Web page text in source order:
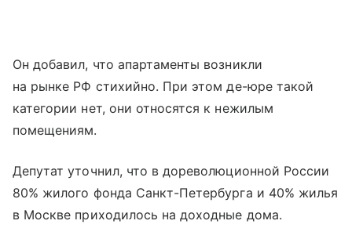
Он добавил, что апартаменты возникли
на рынке РФ стихийно. При этом де-юре такой
категории нет, они относятся к нежилым
помещениям.
Депутат уточнил, что в дореволюционной России
80% жилого фонда Санкт-Петербурга и 40% жилья
в Москве приходилось на доходные дома.